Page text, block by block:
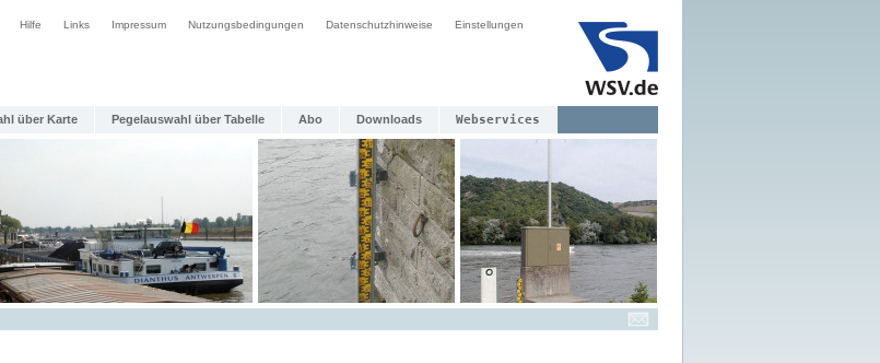
Hilfe Links Impressum Nutzungsbedingungen Datenschutzhinweise Einstellungen
über Karte Pegelauswahl über Tabelle Abo Downloads Webservices